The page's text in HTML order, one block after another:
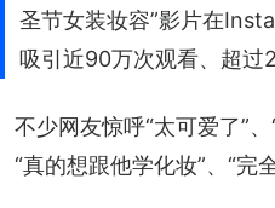
圣节女装妆容”影片在
吸引近90万次观看、超过2
不少网友惊呼“太可爱了”
“真的想跟他学化妆”、“完